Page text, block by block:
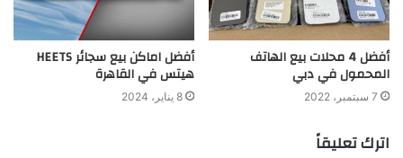
أفضل 4 محلات بيع الهاتف
المحمول في دبي
7 سبتمبر، 2022
أفضل اماكن بيع سجائر HEETS
هيتس في القاهرة
8 يناير، 2024
اترك تعليقاً